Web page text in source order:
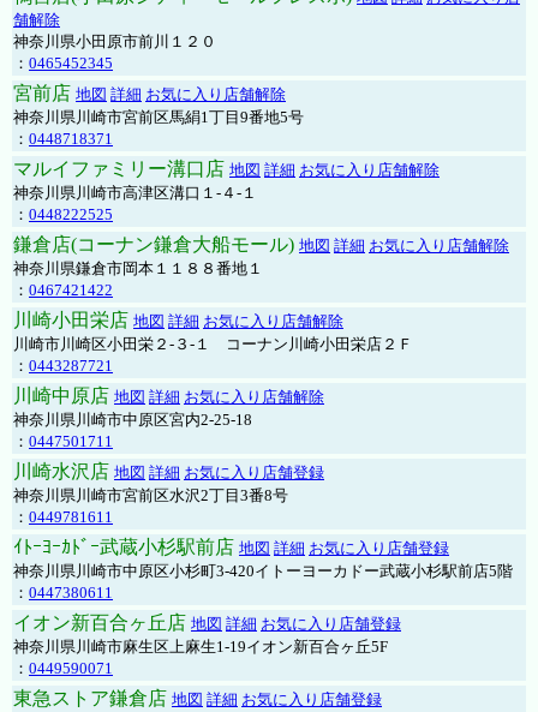
舗解除
神奈川県小田原市前川１２０
： 0465452345
宮前店 地図 詳細 お気に入り店舗解除
神奈川県川崎市宮前区馬絹1丁目9番地5号
： 0448718371
マルイファミリー溝口店 地図 詳細 お気に入り店舗解除
神奈川県川崎市高津区溝口１-４-１
： 0448222525
鎌倉店(コーナン鎌倉大船モール) 地図 詳細 お気に入り店舗解除
神奈川県鎌倉市岡本１１８８番地１
： 0467421422
川崎小田栄店 地図 詳細 お気に入り店舗解除
川崎市川崎区小田栄２‐３‐１ コーナン川崎小田栄店２Ｆ
： 0443287721
川崎中原店 地図 詳細 お気に入り店舗解除
神奈川県川崎市中原区宮内2-25-18
： 0447501711
川崎水沢店 地図 詳細 お気に入り店舗登録
神奈川県川崎市宮前区水沢2丁目3番8号
： 0449781611
ｲﾄｰﾖｰｶﾄﾞｰ武蔵小杉駅前店 地図 詳細 お気に入り店舗登録
神奈川県川崎市中原区小杉町3-420イトーヨーカドー武蔵小杉駅前店5階
： 0447380611
イオン新百合ヶ丘店 地図 詳細 お気に入り店舗登録
神奈川県川崎市麻生区上麻生1-19イオン新百合ヶ丘5F
： 0449590071
東急ストア鎌倉店 地図 詳細 お気に入り店舗登録